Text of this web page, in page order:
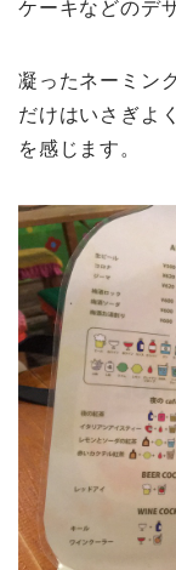
ケーキなどのデ
凝ったネーミン
だけはいさぎよ
を感じます。